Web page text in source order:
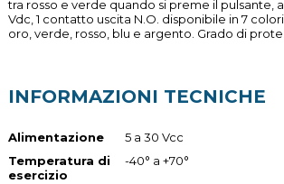
tra rosso e verde quando si preme il pulsante,
Vdc, 1 contatto uscita N.O. disponibile in 7
oro, verde, rosso, blu e argento. Grado di
INFORMAZIONI TECNICHE
Alimentazione
5 a 30 Vcc
Temperatura di
esercizio
-40° a +70°